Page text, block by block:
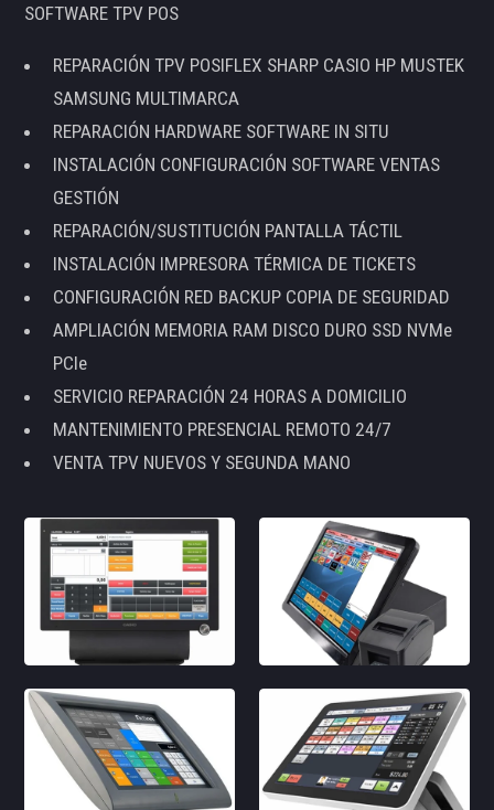
SOFTWARE TPV POS
REPARACIÓN TPV POSIFLEX SHARP CASIO HP MUSTEK
SAMSUNG MULTIMARCA
REPARACIÓN HARDWARE SOFTWARE IN SITU
INSTALACIÓN CONFIGURACIÓN SOFTWARE VENTAS
GESTIÓN
REPARACIÓN/SUSTITUCIÓN PANTALLA TÁCTIL
INSTALACIÓN IMPRESORA TÉRMICA DE TICKETS
CONFIGURACIÓN RED BACKUP COPIA DE SEGURIDAD
AMPLIACIÓN MEMORIA RAM DISCO DURO SSD NVMe
PCIe
SERVICIO REPARACIÓN 24 HORAS A DOMICILIO
MANTENIMIENTO PRESENCIAL REMOTO 24/7
VENTA TPV NUEVOS Y SEGUNDA MANO